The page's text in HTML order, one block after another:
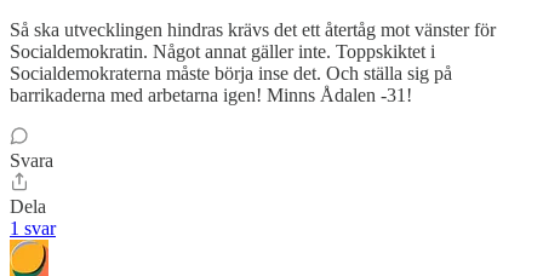
Så ska utvecklingen hindras krävs det ett återtåg mot vänster för
Socialdemokratin. Något annat gäller inte. Toppskiktet i
Socialdemokraterna måste börja inse det. Och ställa sig på
barrikaderna med arbetarna igen! Minns Ådalen -31!
Svara
Dela
1 svar